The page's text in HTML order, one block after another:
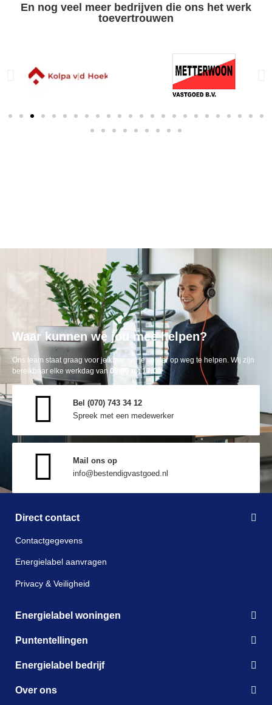
En nog veel meer bedrijven die ons het werk
toevertrouwen
Waar kunnen we jou mee helpen?
Ons team staat graag voor je klaar om je verder op weg te helpen. Wij zijn
bereikbaar elke werkdag van09:00 tot 17:00
Bel (070) 743 34 12
Spreek met een medewerker
Mail ons op
info@bestendigvastgoed.nl
Direct contact
Contactgegevens
Energielabel aanvragen
Privacy & Veiligheid
Energielabel woningen
Puntentellingen
Energielabel bedrijf
Over ons